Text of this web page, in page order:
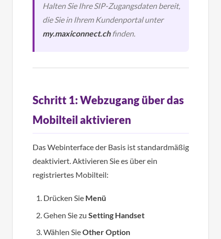
Halten Sie Ihre SIP-Zugangsdaten bereit,
die Sie in Ihrem Kundenportal unter
my.maxiconnect.chfinden.
Schritt 1: Webzugang über das
Mobilteil aktivieren
Das Webinterface der Basis ist standardmäßig
deaktiviert. Aktivieren Sie es über ein
registriertes Mobilteil:
Drücken Sie Menü
Gehen Sie zu Setting Handset
Wählen SieOther Option